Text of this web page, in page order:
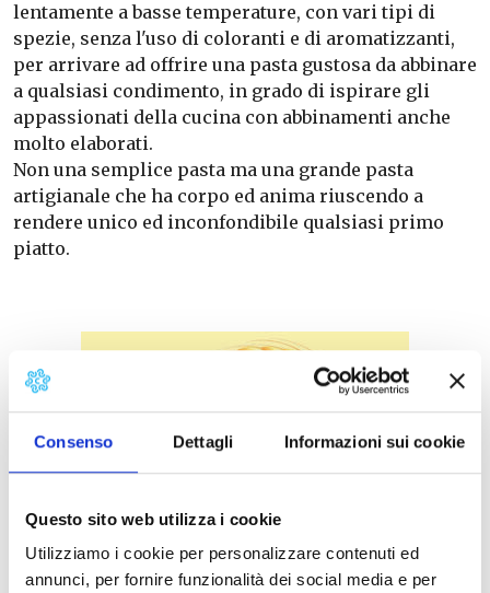
Consenso Dettagli Informazioni sui cookie
Questo sito web utilizza i cookie
Utilizziamo i cookie per personalizzare contenuti ed
annunci, per fornire funzionalità dei social media e per
lentamente a basse temperature, con vari tipi di
spezie, senza l'uso di coloranti e di aromatizzanti,
per arrivare ad offrire una pasta gustosa da abbinare
a qualsiasi condimento, in grado di ispirare gli
appassionati della cucina con abbinamenti anche
molto elaborati.
Non una semplice pasta ma una grande pasta
artigianale che ha corpo ed anima riuscendo a
rendere unico ed inconfondibile qualsiasi primo
piatto.